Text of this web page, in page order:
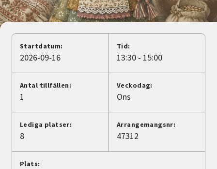
Cirkelledare
Nyheter
Avdelningar
Lyssna
Startdatum:
2026-09-16
Tid:
13:30 - 15:00
Antal tillfällen:
1
Veckodag:
Ons
Lediga platser:
8
Arrangemangsnr:
47312
Plats: